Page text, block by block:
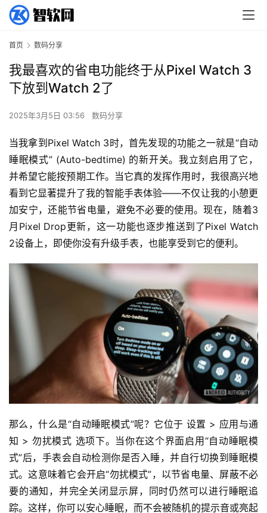
首页 数码分享
我最喜欢的省电功能终于从Pixel Watch 3
下放到Watch 2了
2025年3月5日 03:56 数码分享
当我拿到Pixel Watch 3时，首先发现的功能之一就是“自动
睡眠模式” (Auto-bedtime) 的新开关。我立刻启用了它，
并希望它能按预期工作。当它真的发挥作用时，我很高兴地
看到它显著提升了我的智能手表体验——不仅让我的小憩更
加安宁，还能节省电量，避免不必要的使用。现在，随着3
月Pixel Drop更新，这一功能也逐步推送到了Pixel Watch
2设备上，即使你没有升级手表，也能享受到它的便利。
那么，什么是“自动睡眠模式”呢？它位于 设置 > 应用与通
知 > 勿扰模式 选项下。当你在这个界面启用“自动睡眠模
式”后，手表会自动检测你是否入睡，并自行切换到睡眠模
式。这意味着它会开启“勿扰模式”，以节省电量、屏蔽不必
要的通知，并完全关闭显示屏，同时仍然可以进行睡眠追
踪。这样，你可以安心睡眠，而不会被随机的提示音或亮起